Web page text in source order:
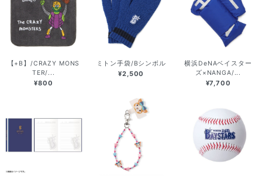
【+B】/CRAZY MONS
TER/...
¥800
ミトン手袋/Bシンボル
¥2,500
横浜DeNAベイスター
ズ×NANGA/...
¥7,700